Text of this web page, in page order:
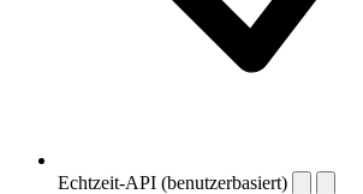
Echtzeit-API (benutzerbasiert)